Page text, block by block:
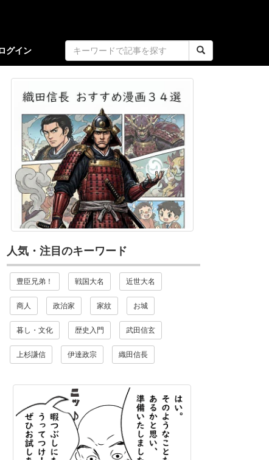
グイン
人気・注目のキーワード
豊臣兄弟！ 戦国大名 近世大名
商人 政治家 家紋 お城
暮し・文化 歴史入門 武田信玄
上杉謙信 伊達政宗 織田信長